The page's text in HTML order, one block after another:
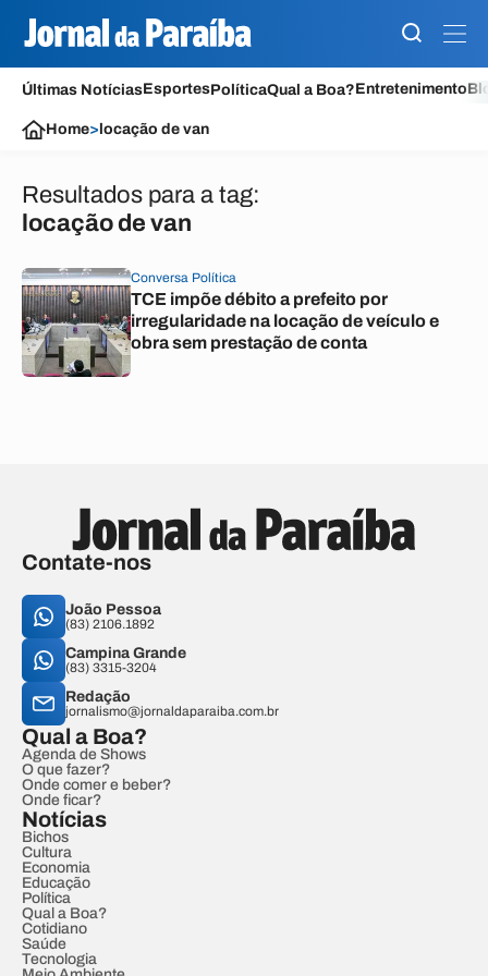
Últimas NotíciasEsportesPolíticaQual a Boa?Entretenimento
Home> locação de van
Resultados para a tag:
locação de van
Conversa Política
TCE impõe débito a prefeito por
irregularidade na locação de veículo e
obra sem prestação de conta
Contate-nos
João Pessoa
(83) 2106.1892
Campina Grande
(83) 3315-3204
Redação
jornalismo@jornaldaparaiba.com.br
Qual a Boa?
Agenda de Shows
O que fazer?
Onde comer e beber?
Onde ficar?
Notícias
Bichos
Cultura
Economia
Educação
Política
Qual a Boa?
Cotidiano
Saúde
Tecnologia